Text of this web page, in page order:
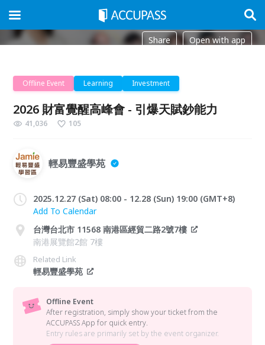
Share Open with app
Offline Event Learning Investment
2026 財富覺醒高峰會 - 引爆天賦鈔能力
41,036 105
輕易豐盛學苑
2025.12.27 (Sat) 08:00 - 12.28 (Sun) 19:00 (GMT+8)
Add To Calendar
台灣台北市 11568 南港區經貿二路2號7樓
南港展覽館2館 7樓
Related Link
輕易豐盛學苑
Offline Event
After registration, simply show your ticket from the
ACCUPASS App for quick entry.
Entry rules are primarily set by the event organizer.